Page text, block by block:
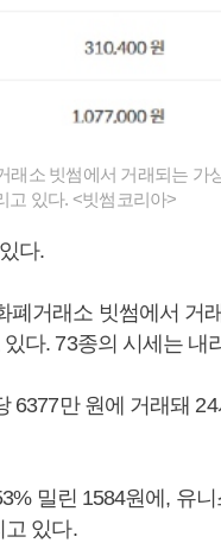
소 빗썸에서 거래되는 가
고 있다. <빗썸코리아>
다.
폐거래소 빗썸에서 거
다. 73종의 시세는 내
6377만 원에 거래돼
밀린 1584원에, 유
고 있다.